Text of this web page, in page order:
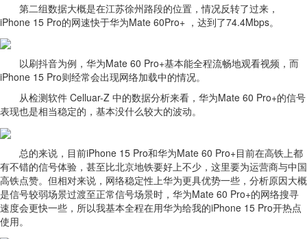
第二组数据大概是在江苏徐州路段的位置，情况反转了过来，
iPhone 15 Pro的网速快于华为Mate 60Pro+ ，达到了74.4Mbps。
以刷抖音为例，华为Mate 60 Pro+基本能全程流畅地观看视频，而
iPhone 15 Pro则经常会出现网络加载中的情况。
从检测软件 Celluar-Z 中的数据分析来看，华为Mate 60 Pro+的信号
表现也是相当稳定的，基本没什么较大的波动。
总的来说，目前iPhone 15 Pro和华为Mate 60 Pro+目前在高铁上都
有不错的信号体验，甚至比北京地铁要好上不少，这里要为运营商与中国
高铁点赞。但相对来说，网络稳定性上华为更具优势一些，分析原因大概
是信号较弱场景过渡至正常信号场景时，华为Mate 60 Pro+的网络搜寻
速度会更快一些，所以我基本全程在用华为给我的iPhone 15 Pro开热点
使用。